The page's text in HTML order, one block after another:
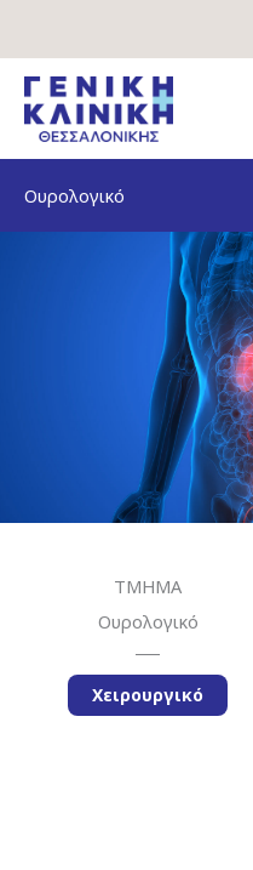
περιεχόμενο
Ουρολογικό
ΤΜΗΜΑ
Ουρολογικό
Χειρουργικό